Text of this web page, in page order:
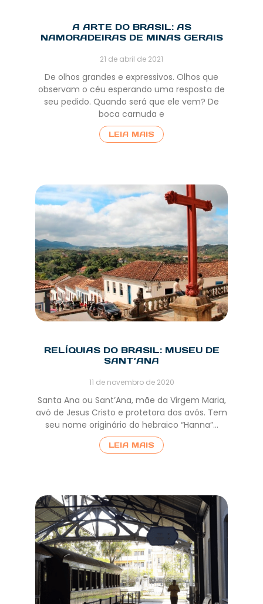
A ARTE DO BRASIL: AS
NAMORADEIRAS DE MINAS GERAIS
21 de abril de 2021
De olhos grandes e expressivos. Olhos que
observam o céu esperando uma resposta de
seu pedido. Quando será que ele vem? De
boca carnuda e
LEIA MAIS
RELÍQUIAS DO BRASIL: MUSEU DE
SANT’ANA
11 de novembro de 2020
Santa Ana ou Sant’Ana, mãe da Virgem Maria,
avó de Jesus Cristo e protetora dos avós. Tem
seu nome originário do hebraico “Hanna”…
LEIA MAIS